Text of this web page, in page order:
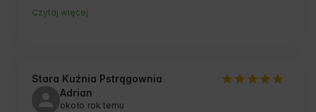
wszędzie 🫶🏻).
Czytaj więcej
Stara Kuźnia Pstrągownia
Adrian
około rok temu